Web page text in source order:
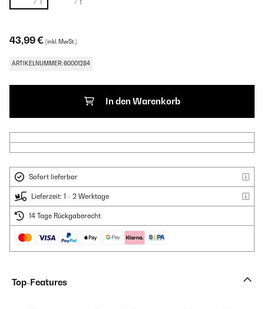
43,99 € (inkl. MwSt.)
ARTIKELNUMMER: 60001284
In den Warenkorb
Sofort lieferbar
Lieferzeit: 1 - 2 Werktage
14 Tage Rückgaberecht
Top-Features